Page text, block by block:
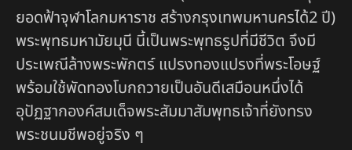
ยอดฟ้าจุฬาโลกมหาราช สร้างกรุงเทพมหานครได้2 ปี)
พระพุทธมหามัยมุนี นี้เป็นพระพุทธรูปที่มีชีวิต จึงมี
ประเพณีล้างพระพักตร์ แปรงทองแปรงที่พระโอษฐ์
พร้อมใช้พัดทองโบกถวายเป็นอันดีเสมือนหนึ่งได้
อุปัฏฐากองค์สมเด็จพระสัมมาสัมพุทธเจ้าที่ยังทรง
พระชนมชีพอยู่จริง ๆ